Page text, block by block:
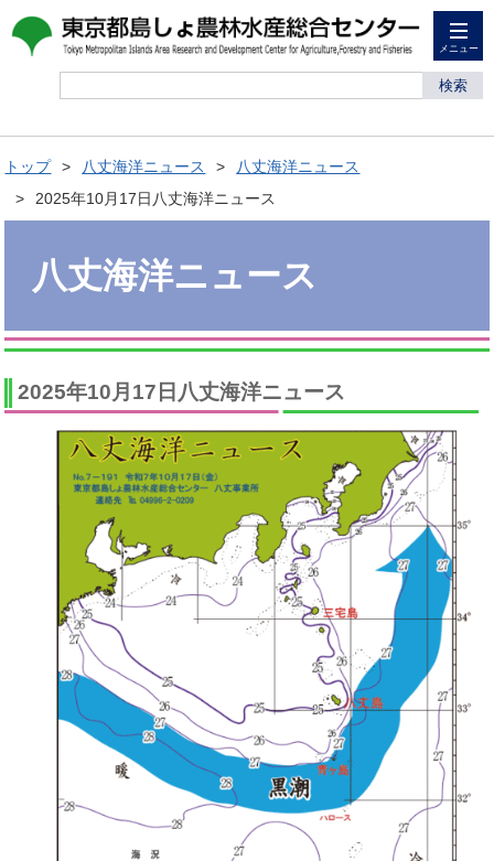
メニュー
検索
トップ 八丈海洋ニュース
八丈海洋ニュース
2025年10月17日八丈海洋ニュース
八丈海洋ニュース
2025年10月17日八丈海洋ニュース